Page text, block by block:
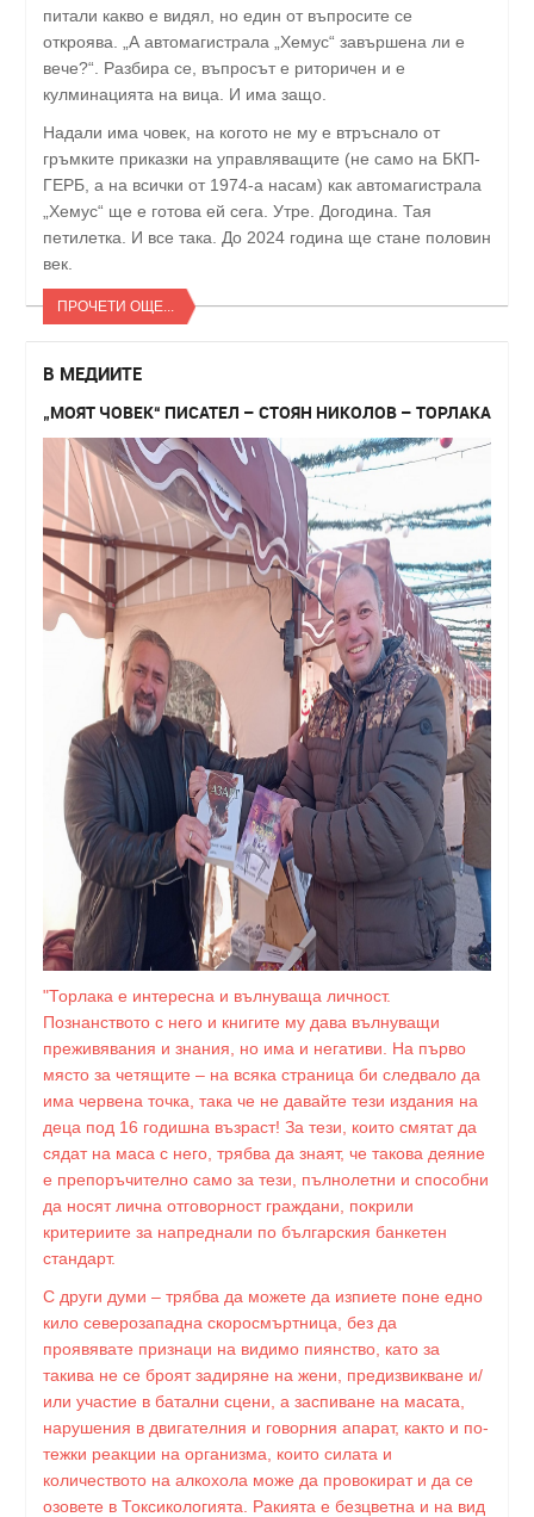
питали какво е видял, но един от въпросите се
откроява. „А автомагистрала „Хемус“ завършена ли е
вече?“. Разбира се, въпросът е риторичен и е
кулминацията на вица. И има защо.
Надали има човек, на когото не му е втръснало от
гръмките приказки на управляващите (не само на БКП-
ГЕРБ, а на всички от 1974-а насам) как автомагистрала
„Хемус“ ще е готова ей сега. Утре. Догодина. Тая
петилетка. И все така. До 2024 година ще стане половин
век.
ПРОЧЕТИ ОЩЕ...
В МЕДИИТЕ
„МОЯТ ЧОВЕК“ ПИСАТЕЛ – СТОЯН НИКОЛОВ – ТОРЛАКА
"Торлака е интересна и вълнуваща личност.
Познанството с него и книгите му дава вълнуващи
преживявания и знания, но има и негативи. На първо
място за четящите – на всяка страница би следвало да
има червена точка, така че не давайте тези издания на
деца под 16 годишна възраст! За тези, които смятат да
сядат на маса с него, трябва да знаят, че такова деяние
е препоръчително само за тези, пълнолетни и способни
да носят лична отговорност граждани, покрили
критериите за напреднали по българския банкетен
стандарт.
С други думи – трябва да можете да изпиете поне едно
кило северозападна скоросмъртница, без да
проявявате признаци на видимо пиянство, като за
такива не се броят задиряне на жени, предизвикване и/
или участие в батални сцени, а заспиване на масата,
нарушения в двигателния и говорния апарат, както и по-
тежки реакции на организма, които силата и
количеството на алкохола може да провокират и да се
озовете в Токсикологията. Ракията е безцветна и на вид